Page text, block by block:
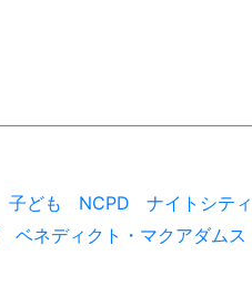
子ども NCPD ナイトシティ
ベネディクト・マクアダムス